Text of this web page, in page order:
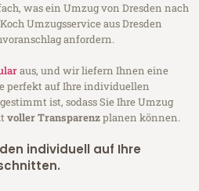
was ein Umzug von Dresden nach
Umzugsservice aus Dresden
anfordern.
aus, und wir liefern Ihnen eine
perfekt auf Ihre individuellen
ist, sodass Sie Ihre Umzug
voller Transparenzplanen können.
individuell auf Ihre